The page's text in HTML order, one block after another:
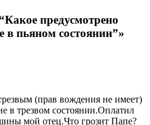
предусмотрено
в пьяном состоянии”»
(прав вождения не имеет)
в трезвом состоянии.Оплатил
мой отец.Что грозит Папе?